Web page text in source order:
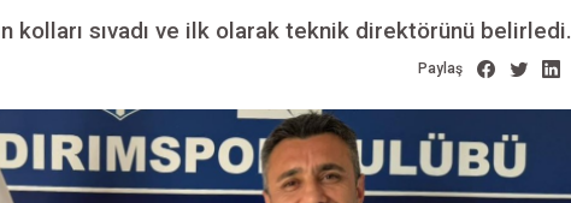
kolları sıvadı ve ilk olarak teknik direktörünü belirledi.
Paylaş